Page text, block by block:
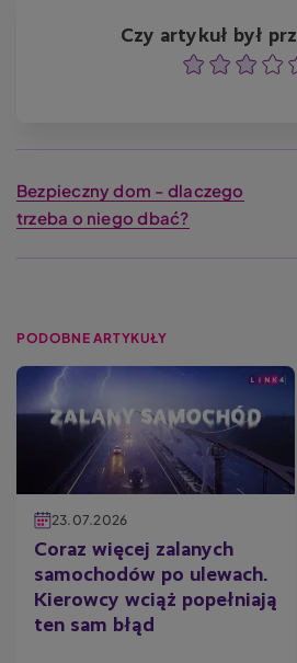
Czy artykuł był
OcenaOcena
Bezpieczny dom - dlaczego
trzeba o niego dbać?
PODOBNE ARTYKUŁY
23.07.2026
Coraz więcej zalanych
samochodów po ulewach.
Kierowcy wciąż popełniają
ten sam błąd